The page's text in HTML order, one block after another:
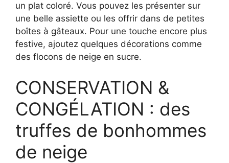
un plat coloré. Vous pouvez les présenter sur
une belle assiette ou les offrir dans de petites
boîtes à gâteaux. Pour une touche encore plus
festive, ajoutez quelques décorations comme
des flocons de neige en sucre.
CONSERVATION &
CONGÉLATION : des
truffes de bonhommes
de neige